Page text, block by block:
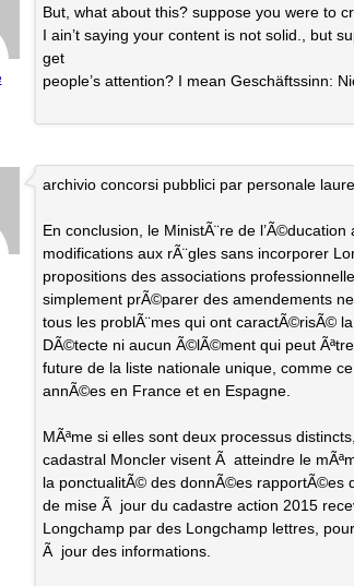
But, what about this? suppose you were to
I ain’t saying your content is not solid., but
get
people’s attention? I mean Geschäftssinn:
archivio concorsi pubblici par personale
En conclusion, le MinistÃ¨re de
modifications aux rÃ¨gles sans incorporer
propositions des associations
simplement prÃ©parer des amendements
tous les problÃ¨mes qui ont caractÃ©risÃ©
DÃ©tecte ni aucun Ã©lÃ©ment qui peut
future de la liste nationale unique, comme
annÃ©es en France et en Espagne.
MÃªme si elles sont deux processus
cadastral Moncler visent Ã atteindre le
la ponctualitÃ© des donnÃ©es rapportÃ©es
de mise Ã jour du cadastre action 2015
Longchamp par des Longchamp lettres,
Ã jour des informations.